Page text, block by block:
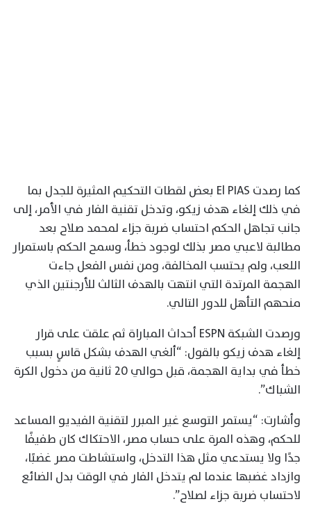
كما رصدت El PIAS بعض لقطات التحكيم المثيرة للجدل بما
في ذلك إلغاء هدف زيكو، وتدخل تقنية الفار في الأمر، إلى
جانب تجاهل الحكم احتساب ضربة جزاء لمحمد صلاح بعد
مطالبة لاعبي مصر بذلك لوجود خطأ، وسمح الحكم باستمرار
اللعب، ولم يحتسب المخالفة، ومن نفس الفعل جاءت
الهجمة المرتدة التي انتهت بالهدف الثالث للأرجنتين الذي
منحهم التأهل للدور التالي.
ورصدت الشبكة ESPN أحداث المباراة ثم علقت على قرار
إلغاء هدف زيكو بالقول: “ألغي الهدف بشكل قاسٍ بسبب
خطأ في بداية الهجمة، قبل حوالي 20 ثانية من دخول الكرة
الشباك”.
وأشارت: “يستمر التوسع غير المبرر لتقنية الفيديو المساعد
للحكم، وهذه المرة على حساب مصر، الاحتكاك كان طفيفًا
جدًا ولا يستدعي مثل هذا التدخل، واستشاطت مصر غضبًا،
وازداد غضبها عندما لم يتدخل الفار في الوقت بدل الضائع
لاحتساب ضربة جزاء لصلاح”.